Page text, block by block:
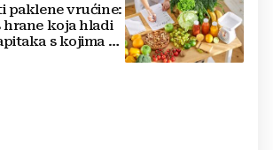
paklene vrućine:
hrane koja hladi
s kojima si